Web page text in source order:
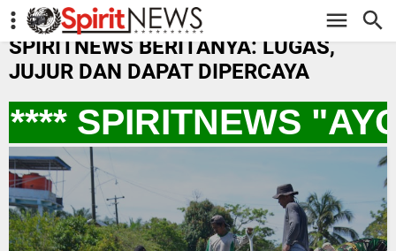
-->
SPIRITNEWS BERITANYA: LUGAS,
JUJUR DAN DAPAT DIPERCAYA
SPIRITNEWS "AYO